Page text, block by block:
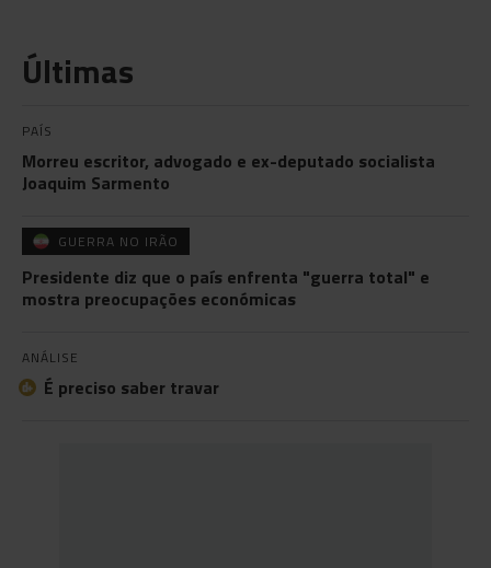
Últimas
PAÍS
Morreu escritor, advogado e ex-deputado socialista
Joaquim Sarmento
GUERRA NO IRÃO
Presidente diz que o país enfrenta "guerra total" e
mostra preocupações económicas
ANÁLISE
É preciso saber travar